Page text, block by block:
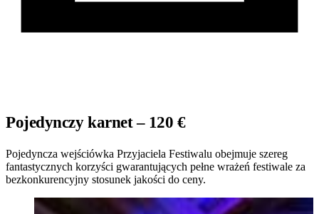
Pojedynczy karnet – 120 €
Pojedyncza wejściówka Przyjaciela Festiwalu obejmuje szereg
fantastycznych korzyści gwarantujących pełne wrażeń festiwale za
bezkonkurencyjny stosunek jakości do ceny.